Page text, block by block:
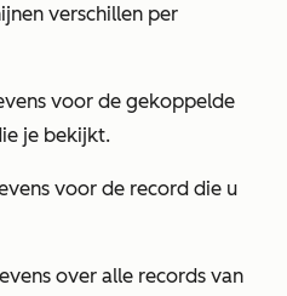
verschillen per
voor de gekoppelde
je bekijkt.
voor de record die u
over alle records van